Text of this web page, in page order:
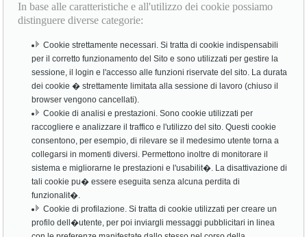
In base alle caratteristiche e all'utilizzo dei cookie possiamo
distinguere diverse categorie:
Cookie strettamente necessari. Si tratta di cookie indispensabili
per il corretto funzionamento del Sito e sono utilizzati per gestire la
sessione, il login e l'accesso alle funzioni riservate del sito. La durata
dei cookie � strettamente limitata alla sessione di lavoro (chiuso il
browser vengono cancellati).
Cookie di analisi e prestazioni. Sono cookie utilizzati per
raccogliere e analizzare il traffico e l'utilizzo del sito. Questi cookie
consentono, per esempio, di rilevare se il medesimo utente torna a
collegarsi in momenti diversi. Permettono inoltre di monitorare il
sistema e migliorarne le prestazioni e l'usabilit�. La disattivazione di
tali cookie pu� essere eseguita senza alcuna perdita di
funzionalit�.
Cookie di profilazione. Si tratta di cookie utilizzati per creare un
profilo dell�utente, per poi inviargli messaggi pubblicitari in linea